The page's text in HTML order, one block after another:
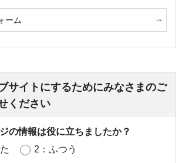
ーム
サイトにするためにみなさまのご
ください
の情報は役に立ちましたか？
2：ふつう